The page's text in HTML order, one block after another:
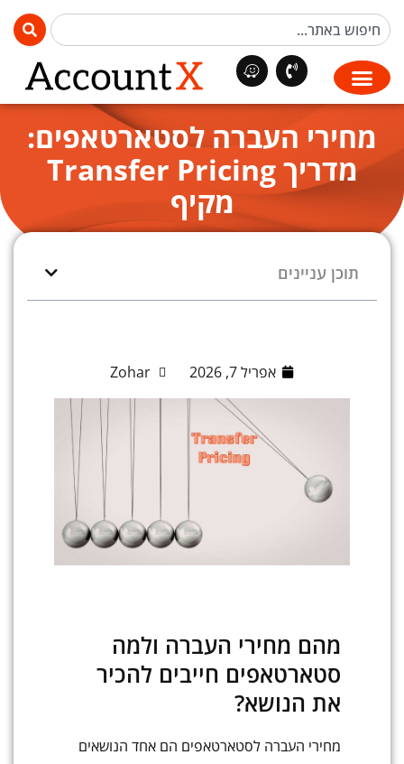
מחירי העברה לסטארטאפים:
מדריך Transfer Pricing
מקיף
תוכן עניינים
אפריל 7, 2026 Zohar
מהם מחירי העברה ולמה
סטארטאפים חייבים להכיר
את הנושא?
מחירי העברה לסטארטאפים הם אחד הנושאים